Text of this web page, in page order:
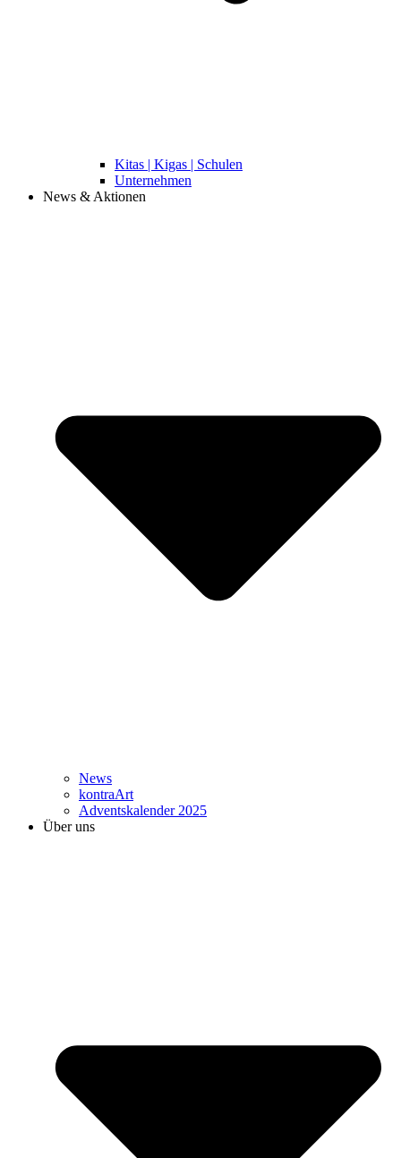
Kitas | Kigas | Schulen
Unternehmen
News & Aktionen
News
kontraArt
Adventskalender 2025
Über uns